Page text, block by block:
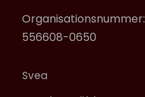
Organisationsnummer:
556608-0650
Svea